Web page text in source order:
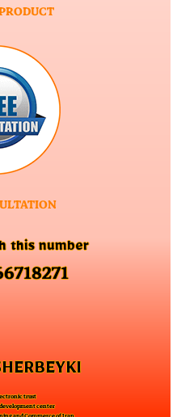
this number
trust
center